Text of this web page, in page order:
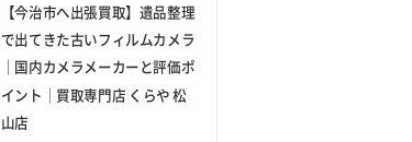
【今治市へ出張買取】遺品整理
で出てきた古いフィルムカメラ
｜国内カメラメーカーと評価ポ
イント｜買取専門店 くらや 松
山店